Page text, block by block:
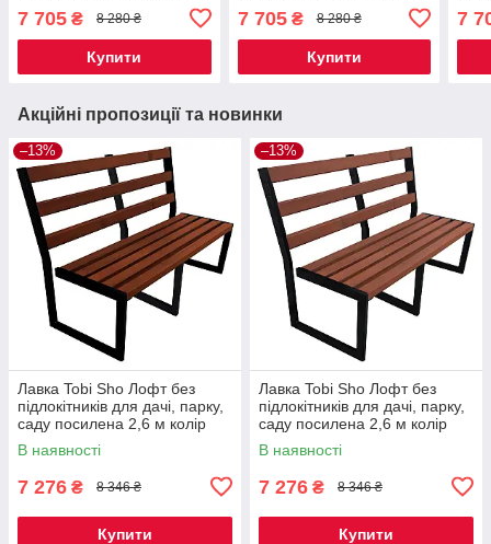
7 705 ₴ 8 280 ₴
Купити
7 705₴ 8 280 ₴
Купити
7
Акційні пропозиції та новинки
–13%
Лавка Tobi Sho Лофт без
підлокітників для дачі, парку,
саду посилена 2,6 м колір
каштан
В наявності
7 276 ₴ 8 346 ₴
Купити
–13%
Лавка Tobi Sho Лофт без
підлокітників для дачі, парку,
саду посилена 2,6 м колір
черешня
В наявності
7 276 ₴ 8 346 ₴
Купити